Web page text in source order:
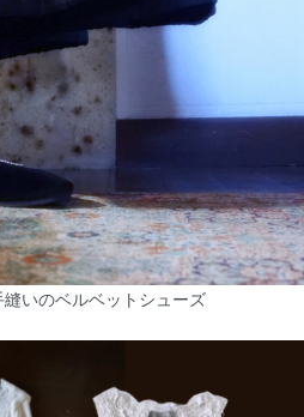
いのベルベットシューズ